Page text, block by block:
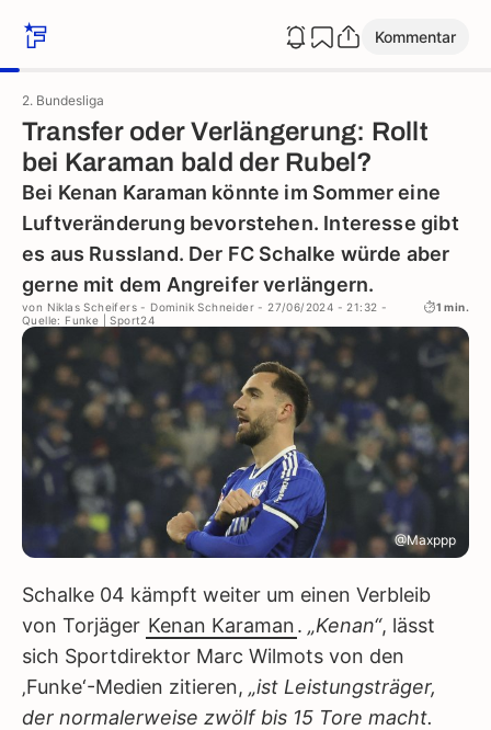
Kommentar
2. Bundesliga
Transfer oder Verlängerung: Rollt
bei Karaman bald der Rubel?
Bei Kenan Karaman könnte im Sommer eine
Luftveränderung bevorstehen. Interesse gibt
es aus Russland. Der FC Schalke würde aber
gerne mit dem Angreifer verlängern.
von Niklas Scheifers - Dominik Schneider - 27/06/2024 - 21:32 -
Quelle: Funke | Sport24
1 min.
@Maxppp
Schalke 04 kämpft weiter um einen Verbleib
von Torjäger Kenan Karaman. „Kenan“, lässt
sich Sportdirektor Marc Wilmots von den
‚Funke‘-Medien zitieren, „ist Leistungsträger,
der normalerweise zwölf bis 15 Tore macht.